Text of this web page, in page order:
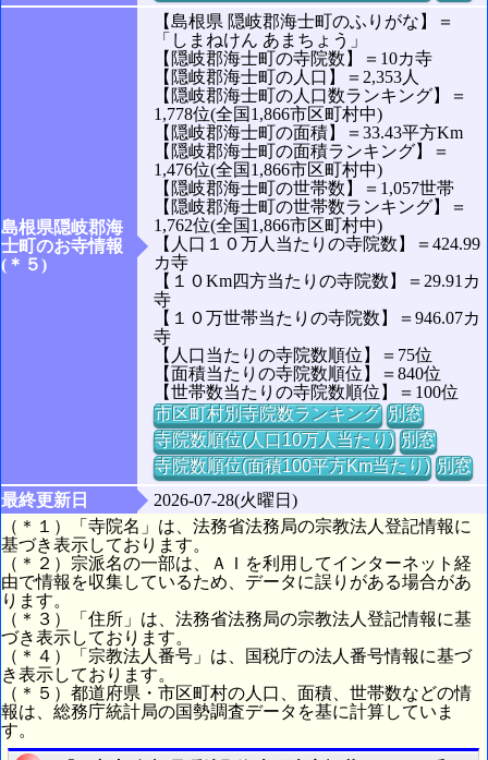
島根県隠岐郡海
士町のお寺情報
(＊５)
【島根県 隠岐郡海士町のふりがな】＝
「しまねけん あまちょう」
【隠岐郡海士町の寺院数】＝10カ寺
【隠岐郡海士町の人口】＝2,353人
【隠岐郡海士町の人口数ランキング】＝
1,778位(全国1,866市区町村中)
【隠岐郡海士町の面積】＝33.43平方Km
【隠岐郡海士町の面積ランキング】＝
1,476位(全国1,866市区町村中)
【隠岐郡海士町の世帯数】＝1,057世帯
【隠岐郡海士町の世帯数ランキング】＝
1,762位(全国1,866市区町村中)
【人口１０万人当たりの寺院数】＝424.99
カ寺
【１０Km四方当たりの寺院数】＝29.91カ
寺
【１０万世帯当たりの寺院数】＝946.07カ
寺
【人口当たりの寺院数順位】＝75位
【面積当たりの寺院数順位】＝840位
【世帯数当たりの寺院数順位】＝100位
市区町村別寺院数ランキング 別窓
寺院数順位(人口10万人当たり) 別窓
寺院数順位(面積100平方Km当たり) 別窓
最終更新日
2026-07-28(火曜日)
（＊１）「寺院名」は、法務省法務局の宗教法人登記情報に
基づき表示しております。
（＊２）宗派名の一部は、ＡＩを利用してインターネット経
由で情報を収集しているため、データに誤りがある場合があ
ります。
（＊３）「住所」は、法務省法務局の宗教法人登記情報に基
づき表示しております。
（＊４）「宗教法人番号」は、国税庁の法人番号情報に基づ
き表示しております。
（＊５）都道府県・市区町村の人口、面積、世帯数などの情
報は、総務庁統計局の国勢調査データを基に計算していま
す。